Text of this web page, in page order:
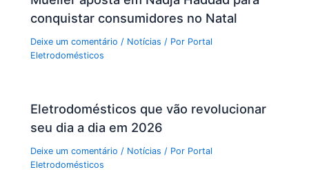
conquistar consumidores no Natal
Deixe um comentário / Notícias / Por Portal
Eletrodomésticos
Eletrodomésticos que vão revolucionar
seu dia a dia em 2026
Deixe um comentário / Notícias / Por Portal
Eletrodomésticos